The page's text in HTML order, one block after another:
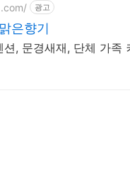
광고
은향기
, 문경새재, 단체 가족